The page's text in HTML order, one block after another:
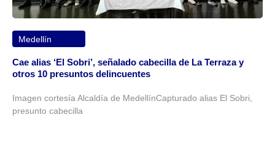
Medellín
Cae alias ‘El Sobri’, señalado cabecilla de La Terraza y
otros 10 presuntos delincuentes
Imagen cortesía Alcaldía de MedellínCapturado alias El Sobri,
presunto cabecilla